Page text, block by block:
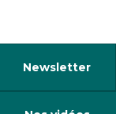
Newsletter